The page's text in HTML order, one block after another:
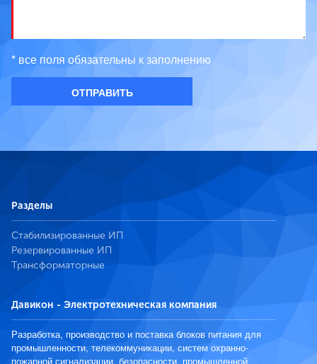
* все поля обязательны к заполнению
Разделы
Стабилизированные ИП
Резервированные ИП
Трансформаторные
Давикон - Электротехническая компания
Разработка, производство и поставка блоков питания для
промышленности, телекоммуникации, систем охранно-
пожарной сигнализации, безопасности, промышленной